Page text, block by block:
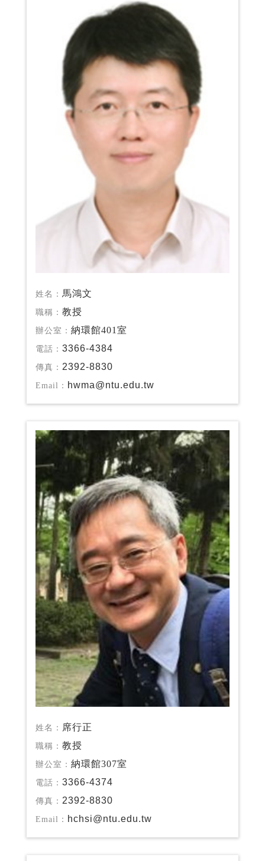
姓名： 馬鴻文
職稱： 教授
辦公室： 納環館401室
電話： 3366-4384
傳真： 2392-8830
Email： hwma@ntu.edu.tw
姓名： 席行正
職稱： 教授
辦公室： 納環館307室
電話： 3366-4374
傳真： 2392-8830
Email： hchsi@ntu.edu.tw